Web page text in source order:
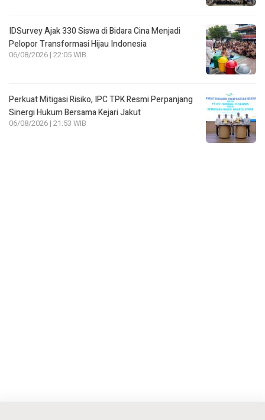
IDSurvey Ajak 330 Siswa di Bidara Cina Menjadi
Pelopor Transformasi Hijau Indonesia
06/08/2026 | 22:05 WIB
Perkuat Mitigasi Risiko, IPC TPK Resmi Perpanjang
Sinergi Hukum Bersama Kejari Jakut
06/08/2026 | 21:53 WIB